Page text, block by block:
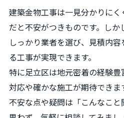
建築金物工事は一見分かりに
だと不安がつきものです。しか
しっかり業者を選び、見積内
る工事が実現できます。
特に足立区は地元密着の経験
対応や確かな施工が期待できま
不安な点や疑問は「こんなこ